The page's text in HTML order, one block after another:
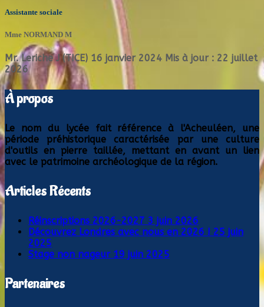
Assistante sociale
Mme NORMAND M
Mr. Leriche J (TICE) 16 janvier 2024 Mis à jour : 22 juillet
2026
À propos
Le nom du lycée fait référence à l'Acheuléen, une
période préhistorique caractérisée par une culture
d'outils en pierre taillée, mettant en avant un lien
avec le patrimoine archéologique de la région.
Articles Récents
Réinscriptions 2026-2027 3 juin 2026
Découvrez Londres avec nous en 2026 ! 25 juin
2025
Stage non nageur 19 juin 2025
Partenaires